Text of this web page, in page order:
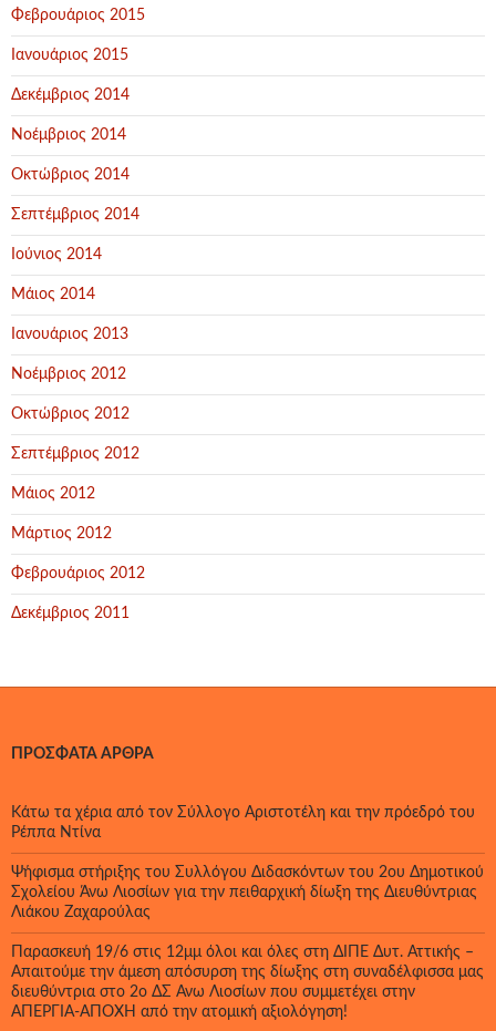
Φεβρουάριος 2015
Ιανουάριος 2015
Δεκέμβριος 2014
Νοέμβριος 2014
Οκτώβριος 2014
Σεπτέμβριος 2014
Ιούνιος 2014
Μάιος 2014
Ιανουάριος 2013
Νοέμβριος 2012
Οκτώβριος 2012
Σεπτέμβριος 2012
Μάιος 2012
Μάρτιος 2012
Φεβρουάριος 2012
Δεκέμβριος 2011
ΠΡΌΣΦΑΤΑ ΆΡΘΡΑ
Κάτω τα χέρια από τον Σύλλογο Αριστοτέλη και την πρόεδρό του
Ρέππα Ντίνα
Ψήφισμα στήριξης του Συλλόγου Διδασκόντων του 2ου Δημοτικού
Σχολείου Άνω Λιοσίων για την πειθαρχική δίωξη της Διευθύντριας
Λιάκου Ζαχαρούλας
Παρασκευή 19/6 στις 12μμ όλοι και όλες στη ΔΙΠΕ Δυτ. Αττικής –
Απαιτούμε την άμεση απόσυρση της δίωξης στη συναδέλφισσα μας
διευθύντρια στο 2ο ΔΣ Άνω Λιοσίων που συμμετέχει στην
ΑΠΕΡΓΙΑ-ΑΠΟΧΗ από την ατομική αξιολόγηση!